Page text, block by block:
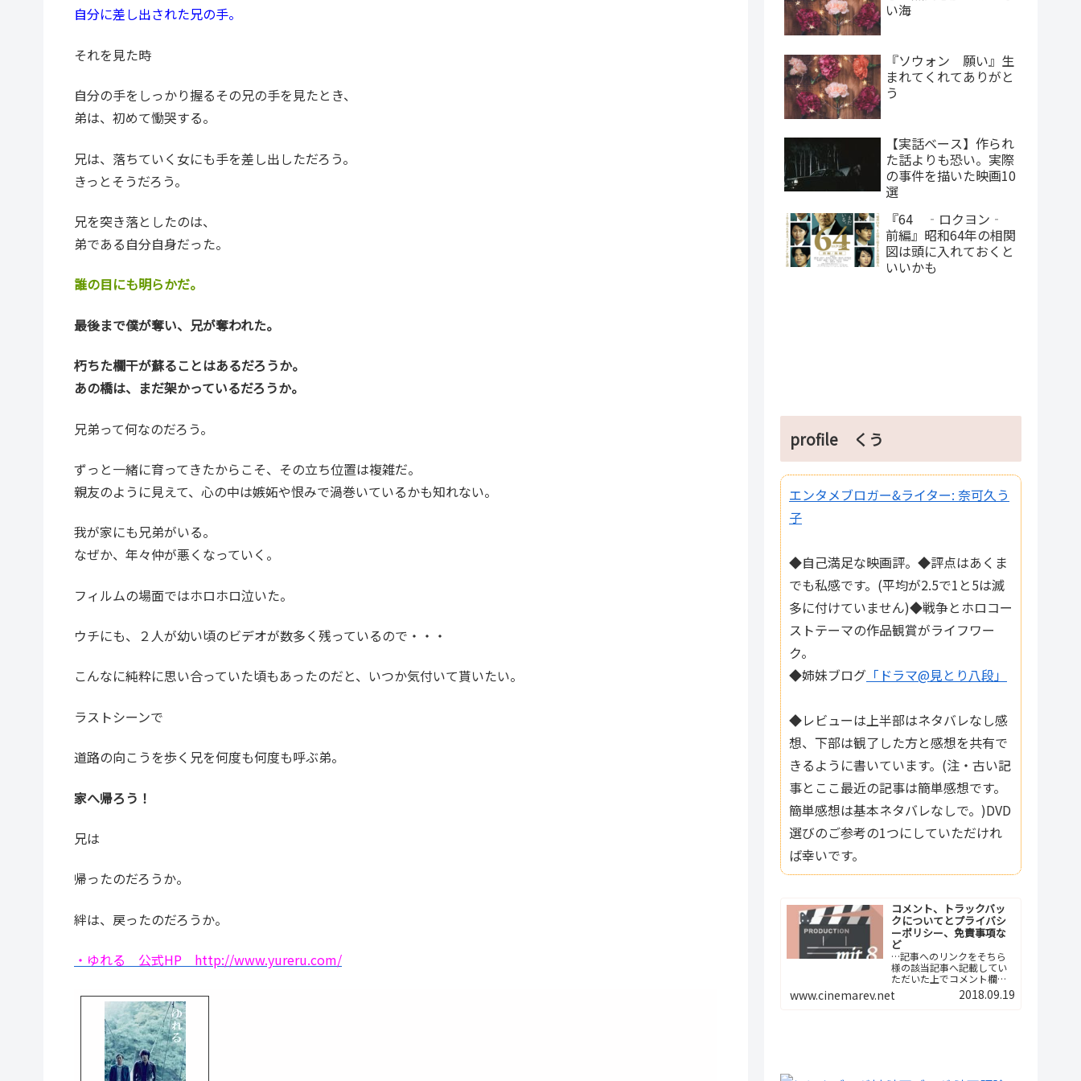
自分に差し出された兄の手。
それを見た時
自分の手をしっかり握るその兄の手を見たとき、
弟は、初めて慟哭する。
兄は、落ちていく女にも手を差し出しただろう。
きっとそうだろう。
兄を突き落としたのは、
弟である自分自身だった。
誰の目にも明らかだ。
最後まで僕が奪い、兄が奪われた。
朽ちた欄干が蘇ることはあるだろうか。
あの橋は、まだ架かっているだろうか。
兄弟って何なのだろう。
ずっと一緒に育ってきたからこそ、その立ち位置は複雑だ。
親友のように見えて、心の中は嫉妬や恨みで渦巻いているかも知れない。
我が家にも兄弟がいる。
なぜか、年々仲が悪くなっていく。
フィルムの場面ではホロホロ泣いた。
ウチにも、２人が幼い頃のビデオが数多く残っているので・・・
こんなに純粋に思い合っていた頃もあったのだと、いつか気付いて貰いたい。
ラストシーンで
道路の向こうを歩く兄を何度も何度も呼ぶ弟。
家へ帰ろう！
兄は
帰ったのだろうか。
絆は、戻ったのだろうか。
・ゆれる 公式HP http://www.yureru.com/
い海
『ソウォン 願い』生
まれてくれてありがと
う
【実話ベース】作られ
た話よりも恐い。実際
の事件を描いた映画10
選
『64 ‐ロクヨン‐
前編』昭和64年の相関
図は頭に入れておくと
いいかも
profile くう
エンタメブロガー&ライター: 奈可久う
子
◆自己満足な映画評。◆評点はあくま
でも私感です。(平均が2.5で1と5は滅
多に付けていません)◆戦争とホロコー
ストテーマの作品観賞がライフワー
ク。
◆姉妹ブログ 「ドラマ@見とり八段」
◆レビューは上半部はネタバレなし感
想、下部は観了した方と感想を共有で
きるように書いています。(注・古い記
事とここ最近の記事は簡単感想です。
簡単感想は基本ネタバレなしで。)DVD
選びのご参考の1つにしていただけれ
ば幸いです。
コメント、トラックバッ
クについてとプライバシ
ーポリシー、免責事項な
ど
…記事へのリンクをそちら
様の該当記事へ記載してい
ただいた上でコメント欄へ
ご報告下さい。つまり、今
後は記事間の相互リンクと
www.cinemarev.net 2018.09.19